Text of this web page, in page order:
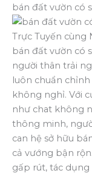
bán đất vườn có
bán đất vườn có
người thân trải
luôn chuẩn
không nghỉ. Với
như chat không
thông minh,
can hệ sở hữu
cả vướng bận
gấp rút, tác